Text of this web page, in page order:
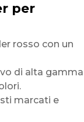
per
rosso con un
di alta gamma
marcati e